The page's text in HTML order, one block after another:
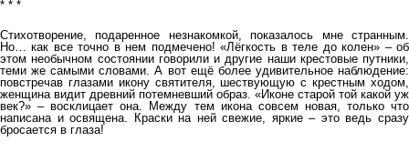
* * *
Стихотворение, подаренное незнакомкой, показалось мне странным.
Но… как все точно в нем подмечено! «Лёгкость в теле до колен» – об
этом необычном состоянии говорили и другие наши крестовые путники,
теми же самыми словами. А вот ещё более удивительное наблюдение:
повстречав глазами икону святителя, шествующую с крестным ходом,
женщина видит древний потемневший образ. «Иконе старой той какой уж
век?» – восклицает она. Между тем икона совсем новая, только что
написана и освящена. Краски на ней свежие, яркие – это ведь сразу
бросается в глаза!